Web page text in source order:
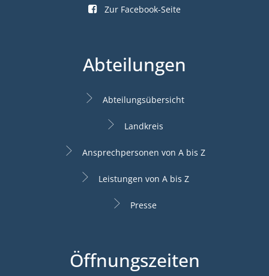
Zur Facebook-Seite
Abteilungen
Abteilungsübersicht
Landkreis
Ansprechpersonen von A bis Z
Leistungen von A bis Z
Presse
Öffnungszeiten